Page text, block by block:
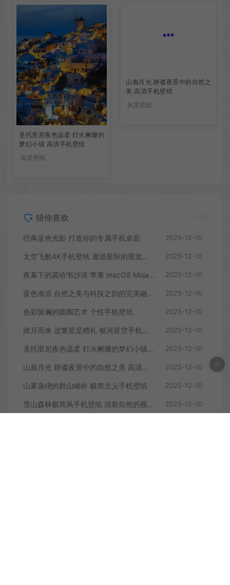
圣托里尼夜色温柔 灯火阑珊的
梦幻小镇 高清手机壁纸
风景壁纸
猜你喜欢
经典蓝色光影 打造你的专属手机桌面 2025-12-10
太空飞船4K手机壁纸 遨游星际的视觉盛宴 2025-12-10
夜幕下的莫哈韦沙漠 苹果 macOS Mojave 经典手机壁纸 2025-12-10
蓝色海浪 自然之美与科技之韵的完美融合 高清手机壁纸 2025-12-10
色彩斑斓的圆圈艺术 个性手机壁纸 2025-12-10
踏月而来 这繁星是赠礼 银河星空手机壁纸 2025-12-10
圣托里尼夜色温柔 灯火阑珊的梦幻小镇 高清手机壁纸 2025-12-10
山巅月光 静谧夜景中的自然之美 高清手机壁纸 2025-12-10
山雾袅绕的群山峻岭 极简主义手机壁纸 2025-12-10
雪山森林极简风手机壁纸 清新自然的视觉享受 2025-12-10